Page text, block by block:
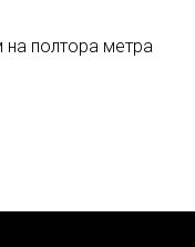
полтора метра